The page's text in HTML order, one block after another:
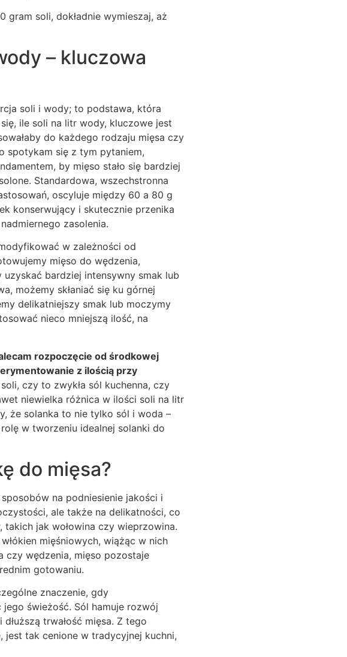
soli, dokładnie wymieszaj, aż
– kluczowa
soli i wody; to podstawa, która
ile soli na litr wody, kluczowe jest
do każdego rodzaju mięsa czy
spotykam się z tym pytaniem,
by mięso stało się bardziej
Standardowa, wszechstronna
oscyluje między 60 a 80 g
konserwujący i skutecznie przenika
zasolenia.
w zależności od
mięso do wędzenia,
bardziej intensywny smak lub
możemy skłaniać się ku górnej
delikatniejszy smak lub moczymy
nieco mniejszą ilość, na
rozpoczęcie od środkowej
z ilością przy
czy to zwykła sól kuchenna, czy
niewielka różnica w ilości soli na litr
że solanka to nie tylko sól i woda –
w tworzeniu idealnej solanki do
do mięsa?
na podniesienie jakości i
ale także na delikatności, co
jak wołowina czy wieprzowina.
mięśniowych, wiążąc w nich
czy wędzenia, mięso pozostaje
gotowaniu.
znaczenie, gdy
świeżość. Sól hamuje rozwój
trwałość mięsa. Z tego
jest tak cenione w tradycyjnej kuchni,